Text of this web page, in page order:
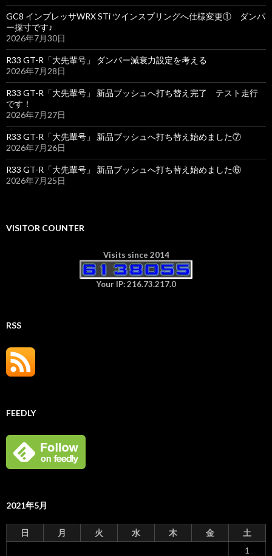
GC8 インプレッサWRX STi ツインスプリングへ仕様変更① ダンパ
ー採寸です♪
2026年7月30日
R33 GT-R「大先輩号」 ダンパー減衰力設定を考える
2026年7月28日
R33 GT-R「大先輩号」 新品ブッシュへ打ち替え完了 テスト走行
です！
2026年7月27日
R33 GT-R「大先輩号」 新品ブッシュへ打ち替え始めました⑦
2026年7月26日
R33 GT-R「大先輩号」 新品ブッシュへ打ち替え始めました⑥
2026年7月25日
VISITOR COUNTER
Visits since 2014
Your IP: 216.73.217.0
RSS
FEEDLY
2021年5月
日 月 火 水 木 金 土
1